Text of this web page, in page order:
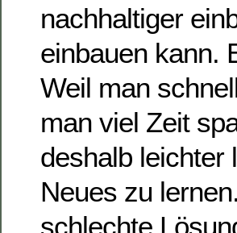
nachhaltiger
einbauen kann.
Weil man
man viel Zeit
deshalb leichter
Neues zu
schlechte